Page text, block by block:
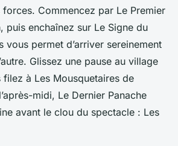
forces. Commencez par Le Premier
puis enchaînez sur Le Signe du
vous permet d’arriver sereinement
Glissez une pause au village
filez à Les Mousquetaires de
midi, Le Dernier Panache
avant le clou du spectacle : Les